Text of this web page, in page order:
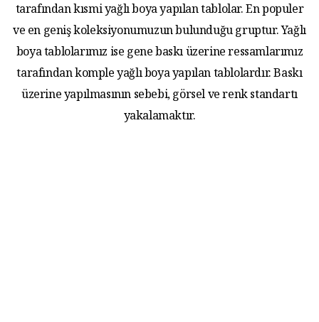
tarafından kısmi yağlı boya yapılan tablolar. En populer
ve en geniş koleksiyonumuzun bulunduğu gruptur. Yağlı
boya tablolarımız ise gene baskı üzerine ressamlarımız
tarafından komple yağlı boya yapılan tablolardır. Baskı
üzerine yapılmasının sebebi, görsel ve renk standartı
yakalamaktır.